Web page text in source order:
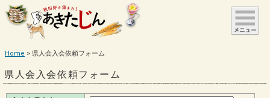
Home 県人会入会依頼フォーム
県人会入会依頼フォーム